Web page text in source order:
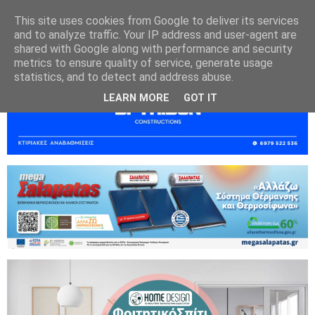
This site uses cookies from Google to deliver its services
and to analyze traffic. Your IP address and user-agent are
shared with Google along with performance and security
metrics to ensure quality of service, generate usage
statistics, and to detect and address abuse.
LEARN MORE GOT IT